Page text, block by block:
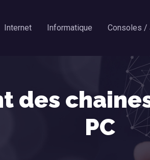
Internet Informatique Consoles /
des
PC